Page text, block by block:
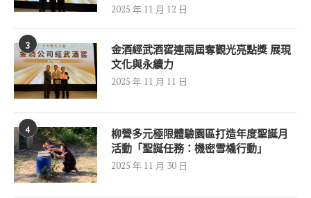
2025 年 11 月 12 日
3
金酒經武酒窖連兩屆奪觀光亮點獎 展現
文化與永續力
2025 年 11 月 11 日
4
柳營多元極限體驗園區打造年度聖誕月
活動「聖誕任務：機密雪橇行動」
2025 年 11 月 30 日